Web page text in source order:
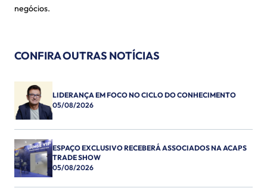
negócios.
CONFIRA OUTRAS NOTÍCIAS
LIDERANÇA EM FOCO NO CICLO DO CONHECIMENTO
05/08/2026
ESPAÇO EXCLUSIVO RECEBERÁ ASSOCIADOS NA ACAPS
TRADE SHOW
05/08/2026